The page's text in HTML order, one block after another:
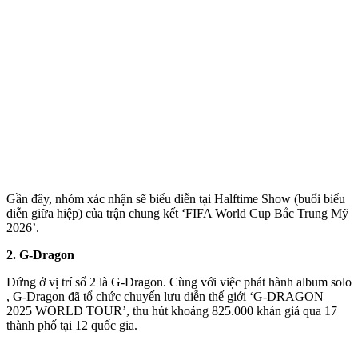
Gần đây, nhóm xác nhận sẽ biểu diễn tại Halftime Show (buổi biểu
diễn giữa hiệp) của trận chung kết ‘FIFA World Cup Bắc Trung Mỹ
2026’.
2. G-Dragon
Đứng ở vị trí số 2 là G-Dragon. Cùng với việc phát hành album solo
, G-Dragon đã tổ chức chuyến lưu diễn thế giới ‘G-DRAGON
2025 WORLD TOUR’, thu hút khoảng 825.000 khán giả qua 17
thành phố tại 12 quốc gia.